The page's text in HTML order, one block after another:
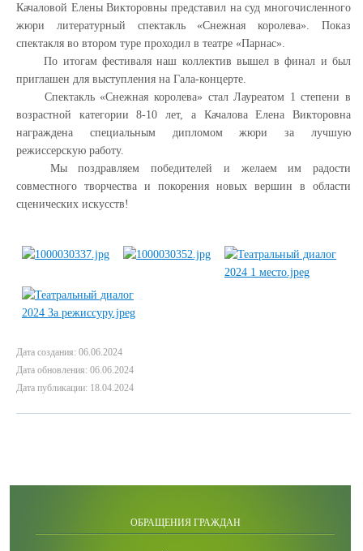
Качаловой Елены Викторовны представил на суд многочисленного
жюри литературный спектакль «Снежная королева». Показ
спектакля во втором туре проходил в театре «Парнас».
По итогам фестиваля наш коллектив вышел в финал и был
приглашен для выступления на Гала-концерте.
Спектакль «Снежная королева» стал Лауреатом 1 степени в
возрастной категории 8-10 лет, а Качалова Елена Викторовна
награждена специальным дипломом жюри за лучшую
режиссерскую работу.
Мы поздравляем победителей и желаем им радости
совместного творчества и покорения новых вершин в области
сценических искусств!
Дата создания: 06.06.2024
Дата обновления: 06.06.2024
Дата публикации: 18.04.2024
ОБРАЩЕНИЯ ГРАЖДАН